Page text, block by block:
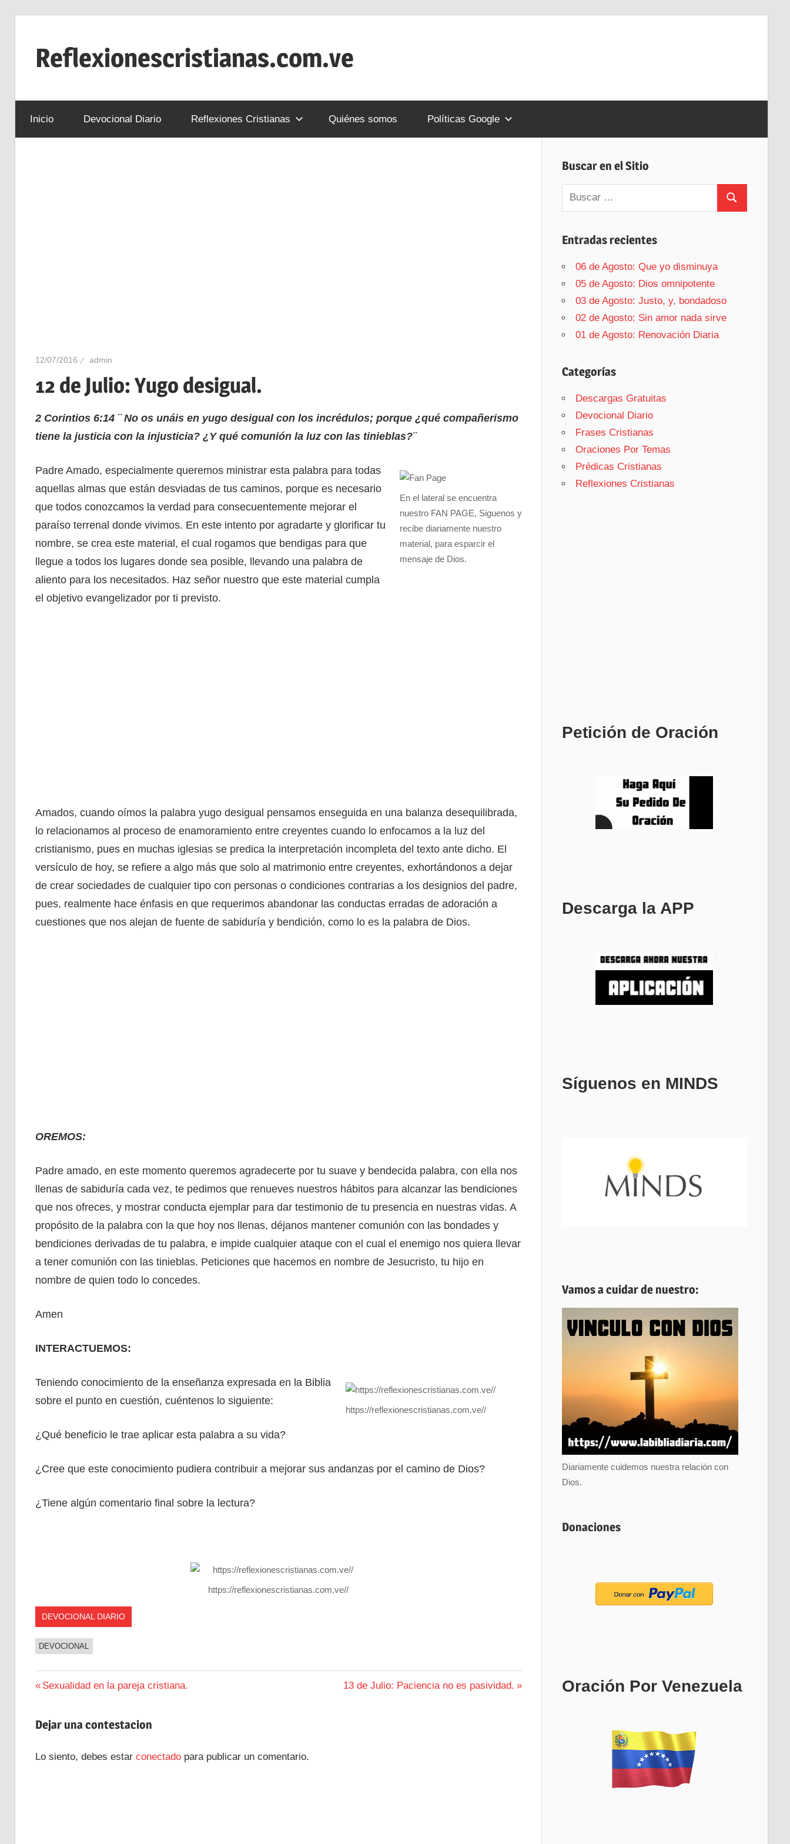
contenido
Reflexionescristianas.com.ve
Cristianas
y
Devocionales
Inicio Devocional Diario Reflexiones Cristianas Quiénes somos Políticas Google
12/07/2016 admin
12 de Julio: Yugo desigual.
2 Corintios 6:14 ¨ No os unáis en yugo desigual con los incrédulos; porque ¿qué compañerismo
tiene la justicia con la injusticia? ¿Y qué comunión la luz con las tinieblas?¨
En el lateral se encuentra
nuestro FAN PAGE, Siguenos y
recibe diariamente nuestro
material, para esparcir el
mensaje de Dios.
Padre Amado, especialmente queremos ministrar esta palabra para todas
aquellas almas que están desviadas de tus caminos, porque es necesario
que todos conozcamos la verdad para consecuentemente mejorar el
paraíso terrenal donde vivimos. En este intento por agradarte y glorificar tu
nombre, se crea este material, el cual rogamos que bendigas para que
llegue a todos los lugares donde sea posible, llevando una palabra de
aliento para los necesitados. Haz señor nuestro que este material cumpla
el objetivo evangelizador por ti previsto.
Amados, cuando oímos la palabra yugo desigual pensamos enseguida en una balanza desequilibrada,
lo relacionamos al proceso de enamoramiento entre creyentes cuando lo enfocamos a la luz del
cristianismo, pues en muchas iglesias se predica la interpretación incompleta del texto ante dicho. El
versículo de hoy, se refiere a algo más que solo al matrimonio entre creyentes, exhortándonos a dejar
de crear sociedades de cualquier tipo con personas o condiciones contrarias a los designios del padre,
pues, realmente hace énfasis en que requerimos abandonar las conductas erradas de adoración a
cuestiones que nos alejan de fuente de sabiduría y bendición, como lo es la palabra de Dios.
OREMOS:
Padre amado, en este momento queremos agradecerte por tu suave y bendecida palabra, con ella nos
llenas de sabiduría cada vez, te pedimos que renueves nuestros hábitos para alcanzar las bendiciones
que nos ofreces, y mostrar conducta ejemplar para dar testimonio de tu presencia en nuestras vidas. A
propósito de la palabra con la que hoy nos llenas, déjanos mantener comunión con las bondades y
bendiciones derivadas de tu palabra, e impide cualquier ataque con el cual el enemigo nos quiera llevar
a tener comunión con las tinieblas. Peticiones que hacemos en nombre de Jesucristo, tu hijo en
nombre de quien todo lo concedes.
Amen
INTERACTUEMOS:
https://reflexionescristianas.com.ve//
Teniendo conocimiento de la enseñanza expresada en la Biblia
sobre el punto en cuestión, cuéntenos lo siguiente:
¿Qué beneficio le trae aplicar esta palabra a su vida?
¿Cree que este conocimiento pudiera contribuir a mejorar sus andanzas por el camino de Dios?
¿Tiene algún comentario final sobre la lectura?
https://reflexionescristianas.com.ve//
DEVOCIONAL DIARIO
DEVOCIONAL
Navegación
entradas
Entrada
Sexualidad en la pareja cristiana.
Siguiente
13 de Julio: Paciencia no es pasividad.
Dejar una contestacion
Lo siento, debes estar conectadopara publicar un comentario.
Buscar en el Sitio
Buscar:
Buscar
Entradas recientes
06 de Agosto: Que yo disminuya
05 de Agosto: Dios omnipotente
03 de Agosto: Justo, y, bondadoso
02 de Agosto: Sin amor nada sirve
01 de Agosto: Renovación Diaria
Categorías
Descargas Gratuitas
Devocional Diario
Frases Cristianas
Oraciones Por Temas
Prédicas Cristianas
Reflexiones Cristianas
Petición de Oración
Descarga la APP
Síguenos en MINDS
Vamos a cuidar de nuestro:
Diariamente cuidemos nuestra relación con
Dios.
Donaciones
Oración Por Venezuela